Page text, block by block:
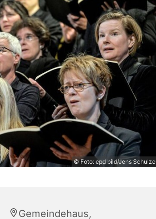
© Foto: epd bild/Jens Schulze
Gemeindehaus,